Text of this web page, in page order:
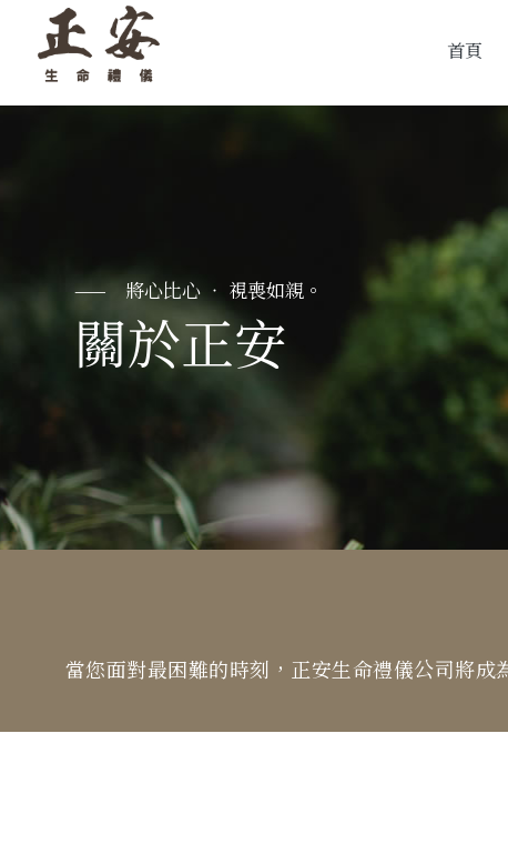
首頁
關於正安
當您面對最困難的時刻，正安生命禮儀公司將